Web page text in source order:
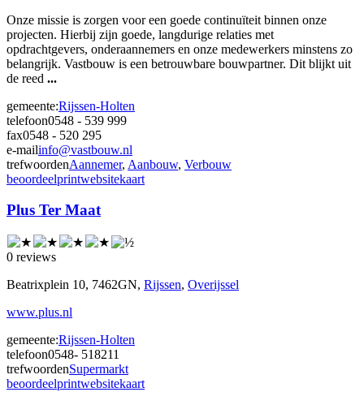
Onze missie is zorgen voor een goede continuïteit binnen onze
projecten. Hierbij zijn goede, langdurige relaties met
opdrachtgevers, onderaannemers en onze medewerkers minstens zo
belangrijk. Vastbouw is een betrouwbare bouwpartner. Dit blijkt uit
de reed ...
gemeente:Rijssen-Holten
telefoon0548 - 539 999
fax0548 - 520 295
e-mailinfo@vastbouw.nl
trefwoordenAannemer, Aanbouw, Verbouw
beoordeelprintwebsitekaart
Plus Ter Maat
0 reviews
Beatrixplein 10, 7462GN, Rijssen, Overijssel
www.plus.nl
gemeente:Rijssen-Holten
telefoon0548- 518211
trefwoordenSupermarkt
beoordeelprintwebsitekaart